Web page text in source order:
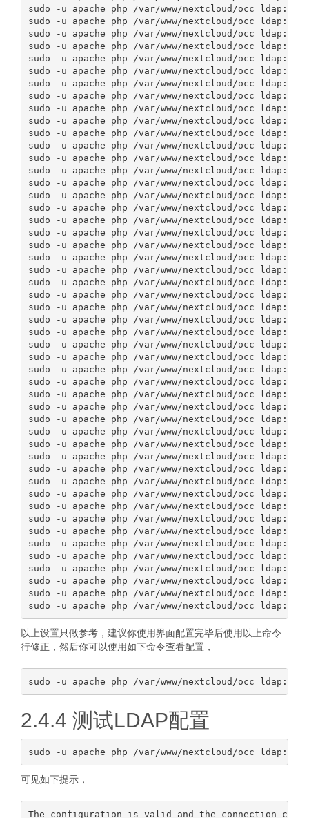
sudo -u apache php /var/www/nextcloud/occ
sudo -u apache php /var/www/nextcloud/occ
sudo -u apache php /var/www/nextcloud/occ ldap:set-
sudo -u apache php /var/www/nextcloud/occ ldap:set-
sudo -u apache php /var/www/nextcloud/occ ldap:set-
sudo -u apache php /var/www/nextcloud/occ
sudo -u apache php /var/www/nextcloud/occ
sudo -u apache php /var/www/nextcloud/occ
sudo -u apache php /var/www/nextcloud/occ ldap:set-
sudo -u apache php /var/www/nextcloud/occ
sudo -u apache php /var/www/nextcloud/occ
sudo -u apache php /var/www/nextcloud/occ
sudo -u apache php /var/www/nextcloud/occ
sudo -u apache php /var/www/nextcloud/occ
sudo -u apache php /var/www/nextcloud/occ
sudo -u apache php /var/www/nextcloud/occ
sudo -u apache php /var/www/nextcloud/occ
sudo -u apache php /var/www/nextcloud/occ
sudo -u apache php /var/www/nextcloud/occ
sudo -u apache php /var/www/nextcloud/occ
sudo -u apache php /var/www/nextcloud/occ
sudo -u apache php /var/www/nextcloud/occ
sudo -u apache php /var/www/nextcloud/occ
sudo -u apache php /var/www/nextcloud/occ
sudo -u apache php /var/www/nextcloud/occ
sudo -u apache php /var/www/nextcloud/occ
sudo -u apache php /var/www/nextcloud/occ
sudo -u apache php /var/www/nextcloud/occ
sudo -u apache php /var/www/nextcloud/occ
sudo -u apache php /var/www/nextcloud/occ
sudo -u apache php /var/www/nextcloud/occ
sudo -u apache php /var/www/nextcloud/occ
sudo -u apache php /var/www/nextcloud/occ
sudo -u apache php /var/www/nextcloud/occ
sudo -u apache php /var/www/nextcloud/occ
sudo -u apache php /var/www/nextcloud/occ
sudo -u apache php /var/www/nextcloud/occ
sudo -u apache php /var/www/nextcloud/occ
sudo -u apache php /var/www/nextcloud/occ
sudo -u apache php /var/www/nextcloud/occ
sudo -u apache php /var/www/nextcloud/occ
sudo -u apache php /var/www/nextcloud/occ
sudo -u apache php /var/www/nextcloud/occ
sudo -u apache php /var/www/nextcloud/occ
sudo -u apache php /var/www/nextcloud/occ
sudo -u apache php /var/www/nextcloud/occ
sudo -u apache php /var/www/nextcloud/occ
sudo -u apache php /var/www/nextcloud/occ
以上设置只做参考，建议你使用界面配置完毕后使用以上命令
行修正，然后你可以使用如下命令查看配置，
2.4.4 测试LDAP配置
可见如下提示，